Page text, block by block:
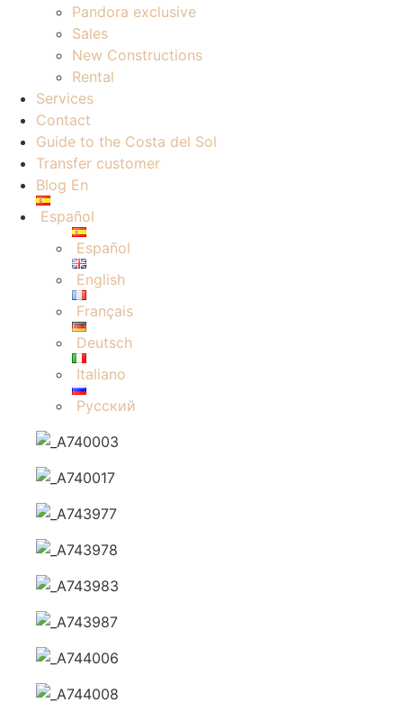
Pandora exclusive
Sales
New Constructions
Rental
Services
Contact
Guide to the Costa del Sol
Transfer customer
Blog En
Español
Español
English
Français
Deutsch
Italiano
Русский